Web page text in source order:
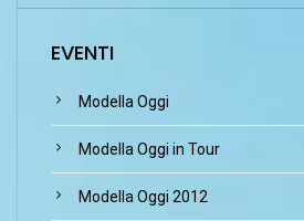
EVENTI
Modella Oggi
Modella Oggi in Tour
Modella Oggi 2012